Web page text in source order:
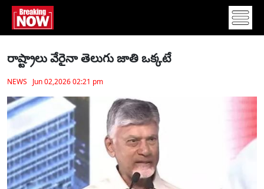
రాష్ట్రాలు వేరైనా తెలుగు జాతి ఒక్కటే
NEWS Jun 02,2026 02:21 pm